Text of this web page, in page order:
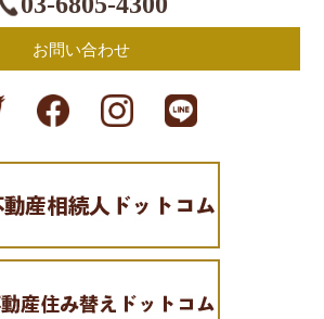
お問い合わせ